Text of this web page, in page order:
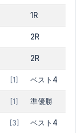
1R
2R
2R
[1] ベスト4
[1] 準優勝
[3] ベスト4